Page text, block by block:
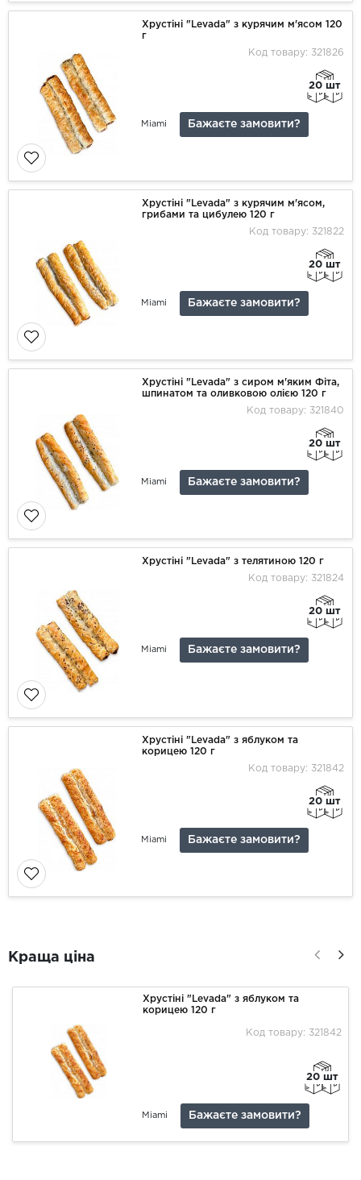
Хрустіні "Levada" з курячим м'ясом 120
г
Код товару: 321826
20 шт
Miami Бажаєте замовити?
Хрустіні "Levada" з курячим м'ясом,
грибами та цибулею 120 г
Код товару: 321822
20 шт
Miami Бажаєте замовити?
Хрустіні "Levada" з сиром м'яким Фіта,
шпинатом та оливковою олією 120 г
Код товару: 321840
20 шт
Miami Бажаєте замовити?
Хрустіні "Levada" з телятиною 120 г
Код товару: 321824
20 шт
Miami Бажаєте замовити?
Хрустіні "Levada" з яблуком та
корицею 120 г
Код товару: 321842
20 шт
Miami Бажаєте замовити?
Краща ціна
Хрустіні "Levada" з яблуком та
корицею 120 г
Код товару: 321842
20 шт
Miami Бажаєте замовити?